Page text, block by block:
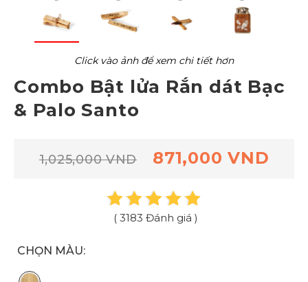
Click vào ảnh để xem chi tiết hơn
Combo Bật lửa Rắn dát Bạc
& Palo Santo
1,025,000 VND 871,000 VND
( 3183 Đánh giá )
CHỌN MÀU: